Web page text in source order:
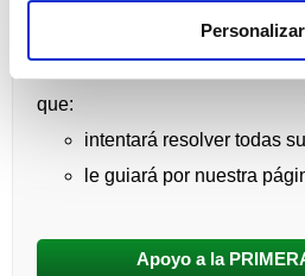
Personalizar
que:
intentará resolver todas
le guiará por nuestra
Apoyo a la